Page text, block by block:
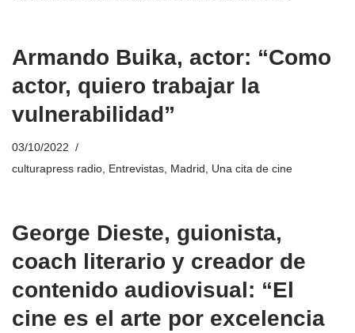
Armando Buika, actor: “Como
actor, quiero trabajar la
vulnerabilidad”
03/10/2022
culturapress radio Entrevistas Madrid Una cita de cine
George Dieste, guionista,
coach literario y creador de
contenido audiovisual: “El
cine es el arte por excelencia